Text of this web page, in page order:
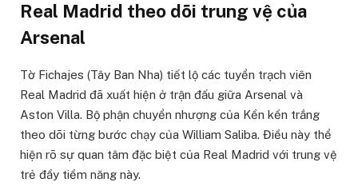
Real Madrid theo dõi trung vệ của
Arsenal
Tờ Fichajes (Tây Ban Nha) tiết lộ các tuyển trạch viên
Real Madrid đã xuất hiện ở trận đấu giữa Arsenal và
Aston Villa. Bộ phận chuyển nhượng của Kền kền trắng
theo dõi từng bước chạy của William Saliba. Điều này thể
hiện rõ sự quan tâm đặc biệt của Real Madrid với trung vệ
trẻ đầy tiềm năng này.